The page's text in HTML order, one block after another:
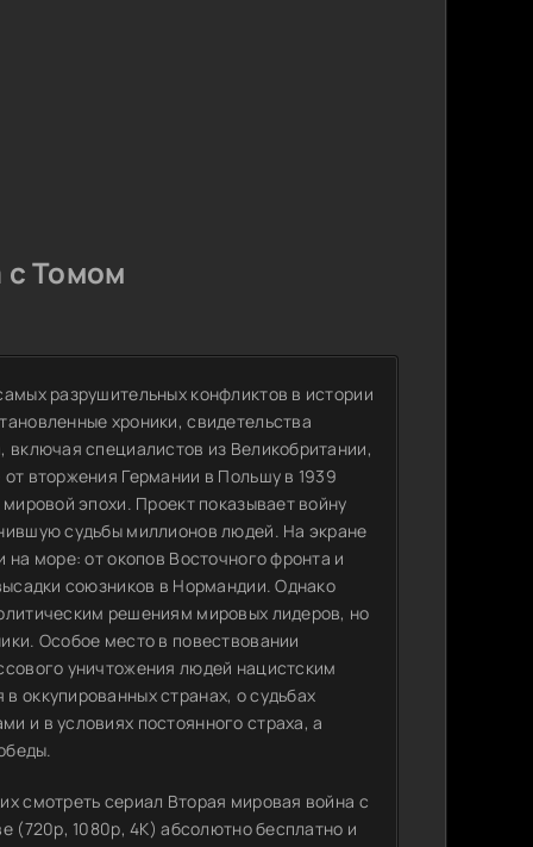
с Томом
разрушительных конфликтов в истории
хроники, свидетельства
специалистов из Великобритании,
вторжения Германии в Польшу в 1939
эпохи. Проект показывает войну
судьбы миллионов людей. На экране
море: от окопов Восточного фронта и
союзников в Нормандии. Однако
решениям мировых лидеров, но
Особое место в повествовании
уничтожения людей нацистским
оккупированных странах, о судьбах
и в условиях постоянного страха, а
смотреть сериал Вторая мировая война с
(720p, 1080p, 4K) абсолютно бесплатно и